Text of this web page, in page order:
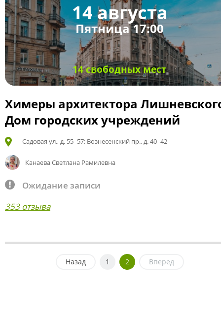
14 августа
Пятница 17:00
14 свободных мест
Химеры архитектора
Дом городских учреждений
Садовая ул., д. 55–57; Вознесенский пр., д. 40–42
Канаева Светлана Рамилевна
Ожидание записи
353 отзыва
Назад 1 2 Вперед